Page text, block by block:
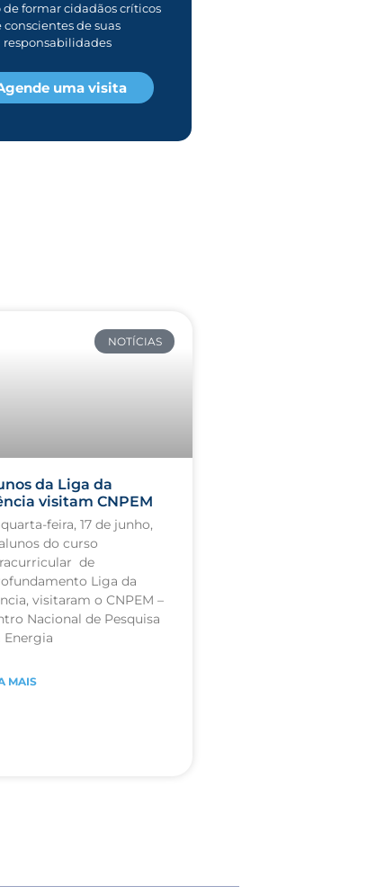
formar cidadãos críticos
conscientes de suas
responsabilidades
uma visita
NOTÍCIAS
da Liga da
visitam CNPEM
feira, 17 de junho,
do curso
de
Liga da
visitaram o CNPEM –
Nacional de Pesquisa
Energia
MAIS